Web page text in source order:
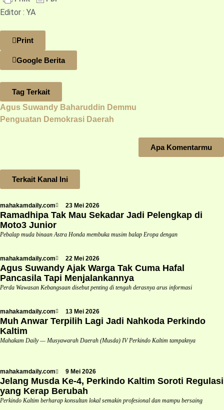
Editor : YA
Print
Google Berita
Tag Terkait
Agus Suwandy Baharuddin Demmu
Penguatan Demokrasi Daerah
Apa Komentarmu
Terkait Kanal Ini
mahakamdaily.com 23 Mei 2026
Ramadhipa Tak Mau Sekadar Jadi Pelengkap di
Moto3 Junior
Pebalap muda binaan Astra Honda membuka musim balap Eropa dengan
mahakamdaily.com 22 Mei 2026
Agus Suwandy Ajak Warga Tak Cuma Hafal
Pancasila Tapi Menjalankannya
Perda Wawasan Kebangsaan disebut penting di tengah derasnya arus informasi
mahakamdaily.com 13 Mei 2026
Muh Anwar Terpilih Lagi Jadi Nahkoda Perkindo
Kaltim
Mahakam Daily — Musyawarah Daerah (Musda) IV Perkindo Kaltim tampaknya
mahakamdaily.com 9 Mei 2026
Jelang Musda Ke-4, Perkindo Kaltim Soroti Regulasi
yang Kerap Berubah
Perkindo Kaltim berharap konsultan lokal semakin profesional dan mampu bersaing